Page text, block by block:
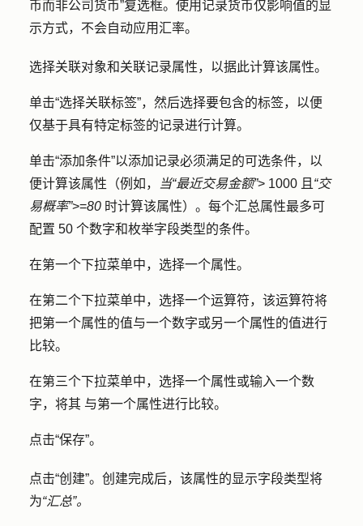
币而非公司货币”复选框。使用记录货币仅影响值的显
示方式，不会自动应用汇率。
选择关联对象和关联记录属性，以据此计算该属性。
单击“选择关联标签”，然后选择要包含的标签，以便
仅基于具有特定标签的记录进行计算。
单击“添加条件”以添加记录必须满足的可选条件，以
便计算该属性（例如，
当“最近交易金额”> 1000 且 “交
易概率”>=80 时计算该属性）。每个汇总属性最多可
配置 50 个数字和枚举字段类型的条件。
在第一个下拉菜单中，选择一个属性。
在第二个下拉菜单中，选择一个运算符，该运算符将
把第一个属性的值与一个数字或另一个属性的值进行
比较。
在第三个下拉菜单中，选择一个属性或输入一个数
字，将其 与第一个属性进行比较。
点击“保存”。
点击“创建”。创建完成后，该属性的显示字段类型将
为“汇总”。